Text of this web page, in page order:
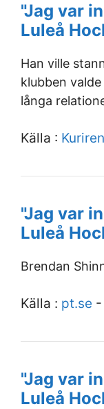
"Jag var
Luleå
Han ville
klubben
långa
Källa :
"Jag var
Luleå
Brendan
Källa : pt.se -
"Jag var
Luleå